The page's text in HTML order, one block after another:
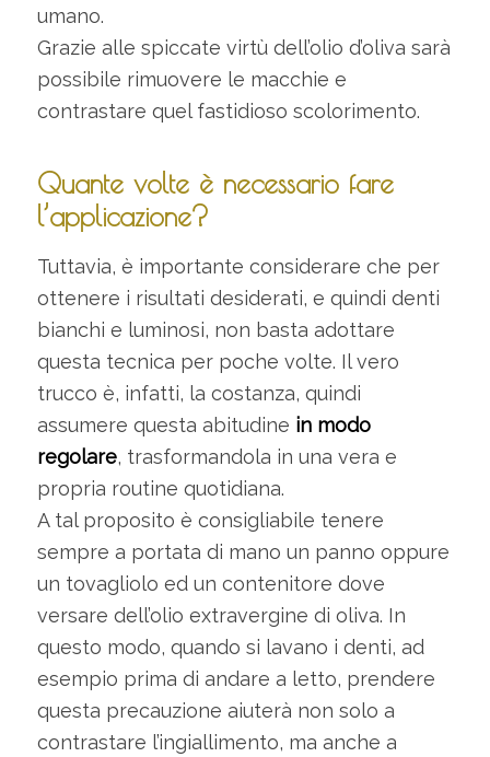
umano.
Grazie alle spiccate virtù dell’olio d’oliva sarà
possibile rimuovere le macchie e
contrastare quel fastidioso scolorimento.
Quante volte è necessario fare
l’applicazione?
Tuttavia, è importante considerare che per
ottenere i risultati desiderati, e quindi denti
bianchi e luminosi, non basta adottare
questa tecnica per poche volte. Il vero
trucco è, infatti, la costanza, quindi
assumere questa abitudine in modo
regolare, trasformandola in una vera e
propria routine quotidiana.
A tal proposito è consigliabile tenere
sempre a portata di mano un panno oppure
un tovagliolo ed un contenitore dove
versare dell’olio extravergine di oliva. In
questo modo, quando si lavano i denti, ad
esempio prima di andare a letto, prendere
questa precauzione aiuterà non solo a
contrastare l’ingiallimento, ma anche a